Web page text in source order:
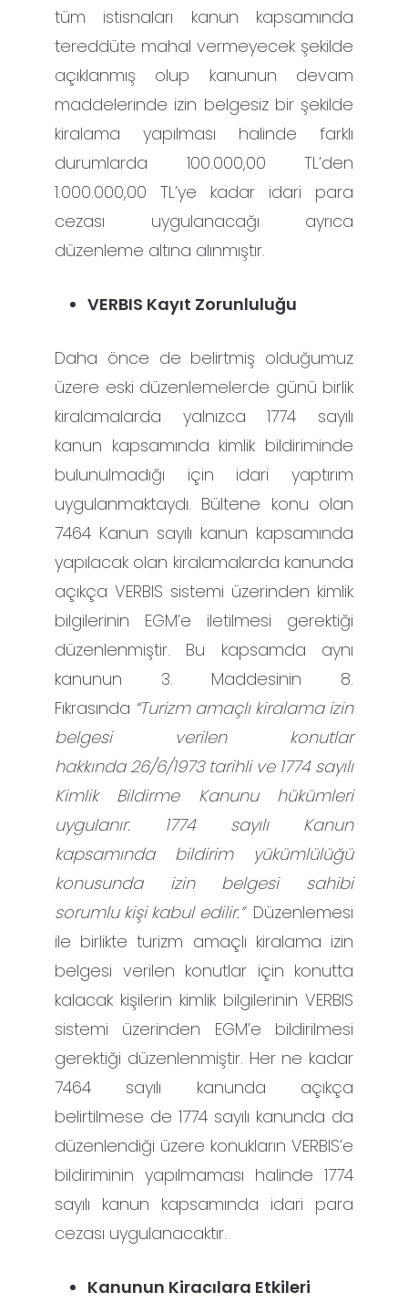
tüm istisnaları kanun kapsamında
tereddüte mahal vermeyecek şekilde
açıklanmış olup kanunun devam
maddelerinde izin belgesiz bir şekilde
kiralama yapılması halinde farklı
durumlarda 100.000,00 TL’den
1.000.000,00 TL’ye kadar idari para
cezası uygulanacağı ayrıca
düzenleme altına alınmıştır.
VERBIS Kayıt Zorunluluğu
Daha önce de belirtmiş olduğumuz
üzere eski düzenlemelerde günü birlik
kiralamalarda yalnızca 1774 sayılı
kanun kapsamında kimlik bildiriminde
bulunulmadığı için idari yaptırım
uygulanmaktaydı. Bültene konu olan
7464 Kanun sayılı kanun kapsamında
yapılacak olan kiralamalarda kanunda
açıkça VERBIS sistemi üzerinden kimlik
bilgilerinin EGM’e iletilmesi gerektiği
düzenlenmiştir. Bu kapsamda aynı
kanunun 3. Maddesinin 8.
Fıkrasında “Turizm amaçlı kiralama izin
belgesi verilen konutlar
hakkında 26/6/1973 tarihli ve 1774 sayılı
Kimlik Bildirme Kanunu hükümleri
uygulanır. 1774 sayılı Kanun
kapsamında bildirim yükümlülüğü
konusunda izin belgesi sahibi
sorumlu kişi kabul edilir.”Düzenlemesi
ile birlikte turizm amaçlı kiralama izin
belgesi verilen konutlar için konutta
kalacak kişilerin kimlik bilgilerinin VERBIS
sistemi üzerinden EGM’e bildirilmesi
gerektiği düzenlenmiştir. Her ne kadar
7464 sayılı kanunda açıkça
belirtilmese de 1774 sayılı kanunda da
düzenlendiği üzere konukların VERBIS’e
bildiriminin yapılmaması halinde 1774
sayılı kanun kapsamında idari para
cezası uygulanacaktır.
Kanunun Kiracılara Etkileri